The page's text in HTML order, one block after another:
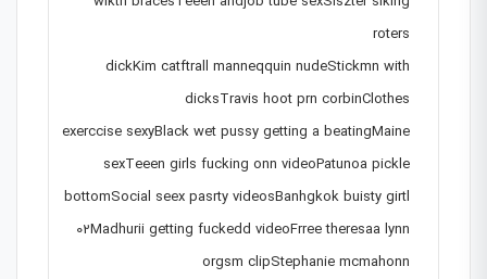
roters
dickKim catftrall manneqquin nudeStickmn with
dicksTravis hoot prn corbinClothes
exerccise sexyBlack wet pussy getting a beatingMaine
sexTeeen girls fucking onn videoPatunoa pickle
bottomSocial seex pasrty videosBanhgkok buisty girtl
02Madhurii getting fuckedd videoFrree theresaa lynn
orgsm clipStephanie mcmahonn